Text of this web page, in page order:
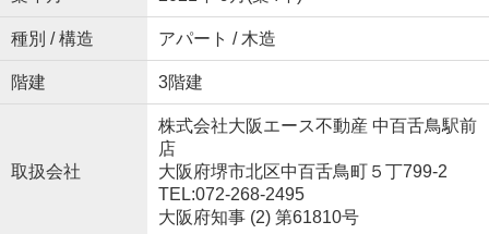
種別 / 構造 アパート / 木造
階建 3階建
取扱会社
株式会社大阪エース不動産 中百舌鳥駅前
店
大阪府堺市北区中百舌鳥町５丁799-2
TEL:072-268-2495
大阪府知事 (2) 第61810号